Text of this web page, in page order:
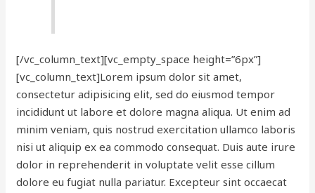
[/vc_column_text][vc_empty_space height=”6px”]
[vc_column_text]Lorem ipsum dolor sit amet,
consectetur adipisicing elit, sed do eiusmod tempor
incididunt ut labore et dolore magna aliqua. Ut enim ad
minim veniam, quis nostrud exercitation ullamco laboris
nisi ut aliquip ex ea commodo consequat. Duis aute irure
dolor in reprehenderit in voluptate velit esse cillum
dolore eu fugiat nulla pariatur. Excepteur sint occaecat